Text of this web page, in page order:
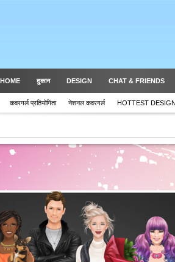
दुकान DESIGN CHAT & FRIENDS
कवरगर्ल प्रतियोगिता नेशनल कवरगर्ल HOTTEST DESIGN